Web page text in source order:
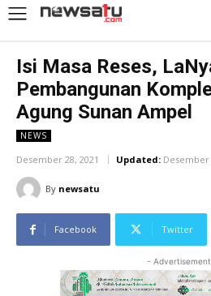
Isi Masa Reses,
Pembangunan
Agung Sunan Ampel
NEWS
Desember 28, 2021 Updated: Desember
By newsatu
Facebook Twitter
-